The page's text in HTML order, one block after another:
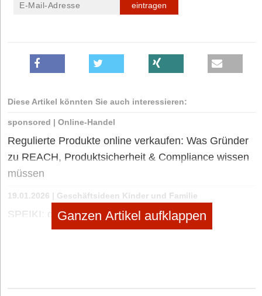
eintragen
Diese Artikel könnten Sie auch interessieren:
sponsored | Online-Handel
Regulierte Produkte online verkaufen: Was Gründer
zu REACH, Produktsicherheit & Compliance wissen
müssen
19.01.2026 | Geschäftsideen Kinder und Familie
SPEIKI: das Spucktuch zum Anziehen
Ganzen Artikel aufklappen